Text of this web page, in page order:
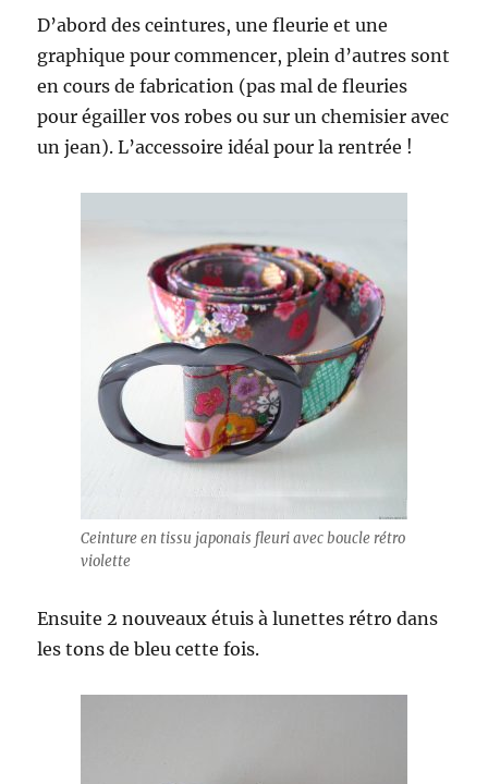
D’abord des ceintures, une fleurie et une
graphique pour commencer, plein d’autres sont
en cours de fabrication (pas mal de fleuries
pour égailler vos robes ou sur un chemisier avec
un jean). L’accessoire idéal pour la rentrée !
Ceinture en tissu japonais fleuri avec boucle rétro
violette
Ensuite 2 nouveaux étuis à lunettes rétro dans
les tons de bleu cette fois.